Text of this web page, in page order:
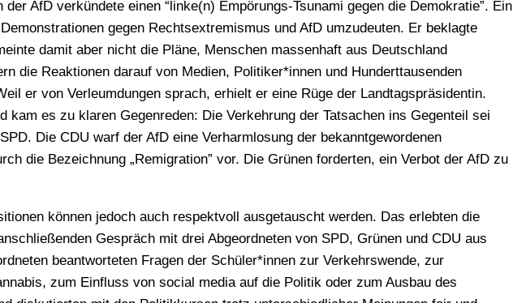
der AfD verkündete einen “linke(n) Empörungs-Tsunami gegen die Demokratie”. Ein
gegen Rechtsextremismus und AfD umzudeuten. Er beklagte
damit aber nicht die Pläne, Menschen massenhaft aus Deutschland
die Reaktionen darauf von Medien, Politiker*innen und Hunderttausenden
er von Verleumdungen sprach, erhielt er eine Rüge der Landtagspräsidentin.
kam es zu klaren Gegenreden: Die Verkehrung der Tatsachen ins Gegenteil sei
Die CDU warf der AfD eine Verharmlosung der bekanntgewordenen
die Bezeichnung „Remigration” vor. Die Grünen forderten, ein Verbot der AfD zu
können jedoch auch respektvoll ausgetauscht werden. Das erlebten die
Gespräch mit drei Abgeordneten von SPD, Grünen und CDU aus
beantworteten Fragen der Schüler*innen zur Verkehrswende, zur
zum Einfluss von social media auf die Politik oder zum Ausbau des